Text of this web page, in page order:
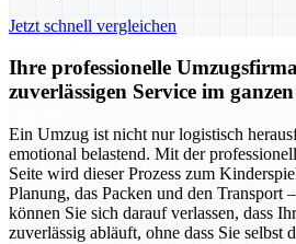
Jetzt schnell vergleichen
Ihre professionelle
zuverlässigen Service im
Ein Umzug ist nicht nur logistisch
emotional belastend. Mit der
Seite wird dieser Prozess zum
Planung, das Packen und den Transport
können Sie sich darauf verlassen, dass
zuverlässig abläuft, ohne dass Sie selbst